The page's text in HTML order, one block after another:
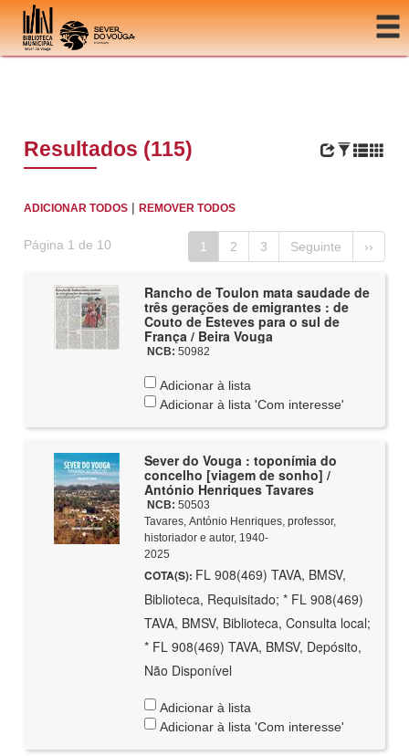
Ir para o conteúdo
Resultados (115)
ADICIONAR TODOS |REMOVER TODOS
Página 1 de 10 1 2 3 Seguinte ››
Rancho de Toulon mata saudade de
três gerações de emigrantes : de
Couto de Esteves para o sul de
França / Beira Vouga
NCB: 50982
Adicionar à lista
Adicionar à lista 'Com interesse'
Sever do Vouga : toponímia do
concelho [viagem de sonho] /
António Henriques Tavares
NCB: 50503
Tavares, António Henriques, professor,
historiador e autor, 1940-
2025
COTA(S): FL 908(469) TAVA, BMSV,
Biblioteca, Requisitado; * FL 908(469)
TAVA, BMSV, Biblioteca, Consulta local;
* FL 908(469) TAVA, BMSV, Depósito,
Não Disponível
Adicionar à lista
Adicionar à lista 'Com interesse'